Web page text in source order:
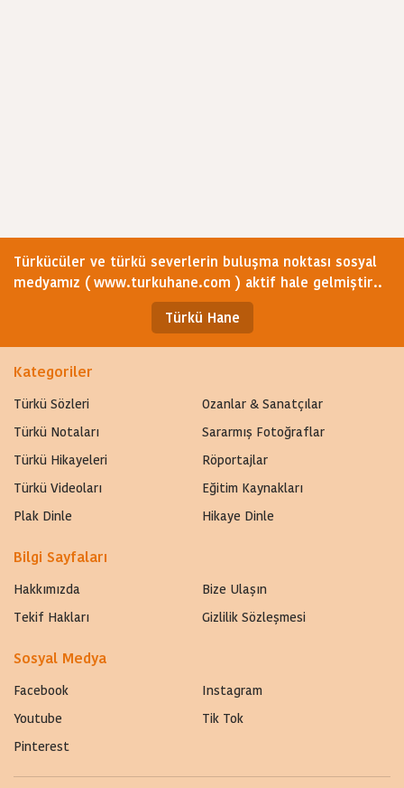
Türkücüler ve türkü severlerin buluşma noktası sosyal
medyamız ( www.turkuhane.com ) aktif hale gelmiştir..
Türkü Hane
Kategoriler
Türkü Sözleri
Ozanlar & Sanatçılar
Türkü Notaları
Sararmış Fotoğraflar
Türkü Hikayeleri
Röportajlar
Türkü Videoları
Eğitim Kaynakları
Plak Dinle
Hikaye Dinle
Bilgi Sayfaları
Hakkımızda
Bize Ulaşın
Tekif Hakları
Gizlilik Sözleşmesi
Sosyal Medya
Facebook
Instagram
Youtube
Tik Tok
Pinterest